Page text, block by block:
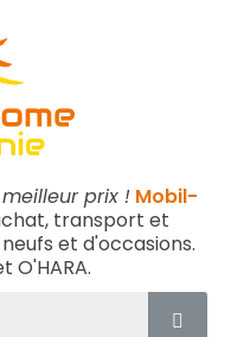
prix ! Mobil-
transport et
et d'occasions.
O'HARA.